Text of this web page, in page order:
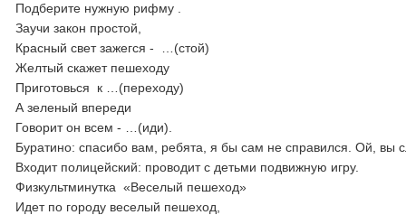
Подберите нужную рифму .
Заучи закон простой,
Красный свет зажегся - …(стой)
Желтый скажет пешеходу
Приготовься к …(переходу)
А зеленый впереди
Говорит он всем - …(иди).
Буратино: спасибо вам, ребята, я бы сам не справился. Ой, вы
Входит полицейский: проводит с детьми подвижную игру.
Физкультминутка «Веселый пешеход»
Идет по городу веселый пешеход,